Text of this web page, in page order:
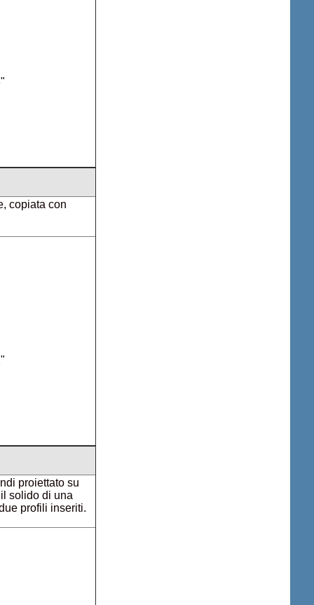
copiata con
proiettato su
solido di una
profili inseriti.